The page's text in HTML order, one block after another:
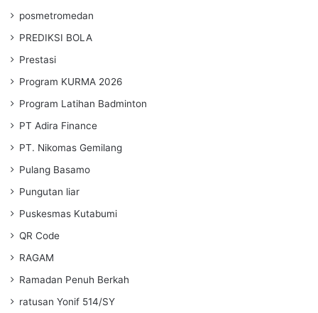
posmetromedan
PREDIKSI BOLA
Prestasi
Program KURMA 2026
Program Latihan Badminton
PT Adira Finance
PT. Nikomas Gemilang
Pulang Basamo
Pungutan liar
Puskesmas Kutabumi
QR Code
RAGAM
Ramadan Penuh Berkah
ratusan Yonif 514/SY